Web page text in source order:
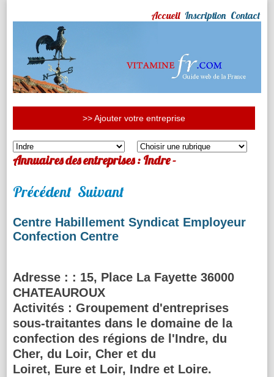
Accueil Inscription Contact
>> Ajouter votre entreprise
Annuaires des entreprises : Indre -
Précédent Suivant
Centre Habillement Syndicat Employeur
Confection Centre
Adresse : : 15, Place La Fayette 36000
CHATEAUROUX
Activités : Groupement d'entreprises
sous-traitantes dans le domaine de la
confection des régions de l'Indre, du
Cher, du Loir, Cher et du
Loiret, Eure et Loir, Indre et Loire.